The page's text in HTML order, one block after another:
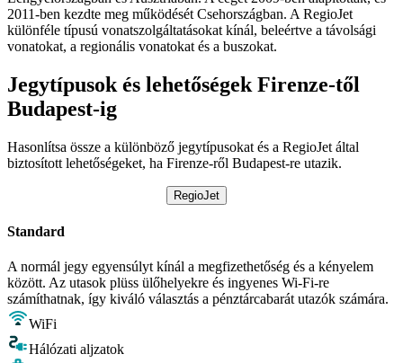
2011-ben kezdte meg működését Csehországban. A RegioJet
különféle típusú vonatszolgáltatásokat kínál, beleértve a távolsági
vonatokat, a regionális vonatokat és a buszokat.
Jegytípusok és lehetőségek Firenze-től
Budapest-ig
Hasonlítsa össze a különböző jegytípusokat és a RegioJet által
biztosított lehetőségeket, ha Firenze-ről Budapest-re utazik.
RegioJet
Standard
A normál jegy egyensúlyt kínál a megfizethetőség és a kényelem
között. Az utasok plüss ülőhelyekre és ingyenes Wi-Fi-re
számíthatnak, így kiváló választás a pénztárcabarát utazók számára.
WiFi
Hálózati aljzatok